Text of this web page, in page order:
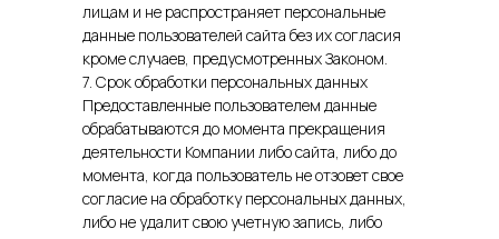
лицам и не распространяет персональные
данные пользователей сайта без их согласия
кроме случаев, предусмотренных Законом.
7. Срок обработки персональных данных
Предоставленные пользователем данные
обрабатываются до момента прекращения
деятельности Компании либо сайта, либо до
момента, когда пользователь не отзовет свое
согласие на обработку персональных данных,
либо не удалит свою учетную запись, либо